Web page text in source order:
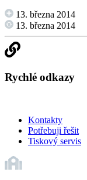
13. března 2014
13. března 2014
Rychlé odkazy
Kontakty
Potřebuji řešit
Tiskový servis